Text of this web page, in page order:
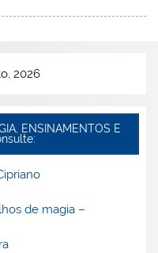
2026
ENSINAMENTOS E
de magia –